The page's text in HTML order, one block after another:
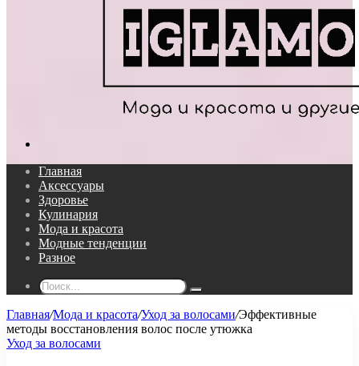
Главная
Аксессуары
Здоровье
Кулинария
Мода и красота
Модные тенденции
Разное
Поиск...
Главная/Мода и красота/Уход за волосами/Эффективные
методы восстановления волос после утюжка
Уход за волосами